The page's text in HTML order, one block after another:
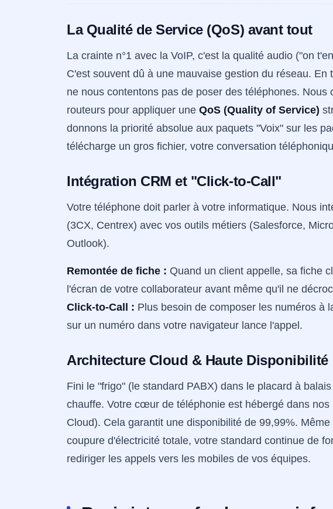
La Qualité de Service (QoS) avant tout
La crainte n°1 avec la VoIP, c'est la qualité audio ("on
C'est souvent dû à une mauvaise gestion du réseau.
ne nous contentons pas de poser des téléphones.
routeurs pour appliquer une QoS (Quality of Service)
donnons la priorité absolue aux paquets "Voix" sur les
télécharge un gros fichier, votre conversation
Intégration CRM et "Click-to-Call"
Votre téléphone doit parler à votre informatique. Nous
(3CX, Centrex) avec vos outils métiers (Salesforce,
Outlook).
Remontée de fiche : Quand un client appelle, sa fiche
l'écran de votre collaborateur avant même qu'il ne
Click-to-Call : Plus besoin de composer les numéros à
sur un numéro dans votre navigateur lance l'appel.
Architecture Cloud & Haute Disponibilité
Fini le "frigo" (le standard PABX) dans le placard à
chauffe. Votre cœur de téléphonie est hébergé dans
Cloud). Cela garantit une disponibilité de 99,99%.
coupure d'électricité totale, votre standard continue de
rediriger les appels vers les mobiles de vos équipes.